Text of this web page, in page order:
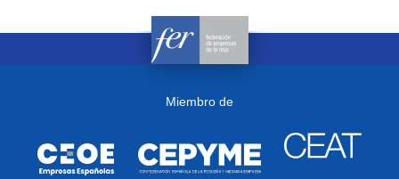
Miembro de